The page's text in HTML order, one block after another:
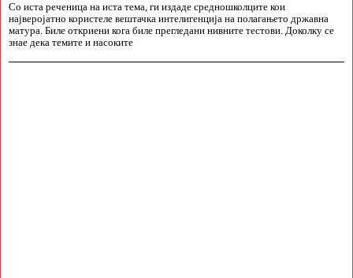
Со иста реченица на иста тема, ги издаде средношколците кои
најверојатно користеле вештачка интелигенција на полагањето државна
матура. Биле откриени кога биле прегледани нивните тестови. Доколку се
знае дека темите и насоките